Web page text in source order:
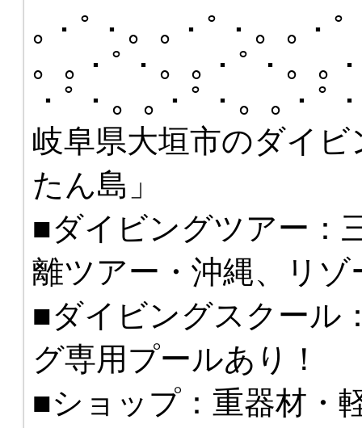
｡・ﾟ・。｡・ﾟ・。｡・
。｡・ﾟ・。｡・ﾟ・。｡
・ﾟ・。｡・ﾟ・。｡・ﾟ
岐阜県大垣市のダイ
たん島」
■ダイビングツアー：
離ツアー・沖縄、リ
■ダイビングスクール
グ専用プールあり！
■ショップ：重器材・